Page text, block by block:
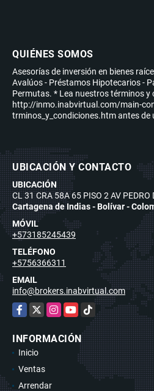
QUIÉNES SOMOS
Asesorías de inversión en bienes
Avalúos - Préstamos Hipotecarios -
Permutas. * Lea nuestros términos y
http://inmo.inabvirtual.com/main-
trminos_y_condiciones.htm antes
UBICACIÓN Y CONTACTO
UBICACIÓN
CL 31 CRA 58A 65 PISO 2 AV PEDRO
Cartagena de Indias - Bolívar -
MÓVIL
+573185245439
TELÉFONO
+5756366311
EMAIL
info@brokers.inabvirtual.com
Facebook
X Instagram
YouTubeTikTok
INFORMACIÓN
Inicio
Ventas
Arrendar